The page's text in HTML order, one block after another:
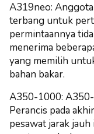
A319neo:
terbang untuk
permintaannya
menerima
yang memilih
bahan bakar.
A350-1000:
Perancis pada
pesawat jarak